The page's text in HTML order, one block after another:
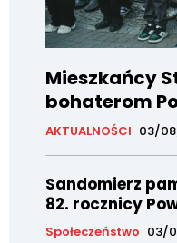
Mieszkańcy
bohaterom
AKTUALNOŚCI 03/
Sandomierz
82. rocznicy
Społeczeństwo 03/